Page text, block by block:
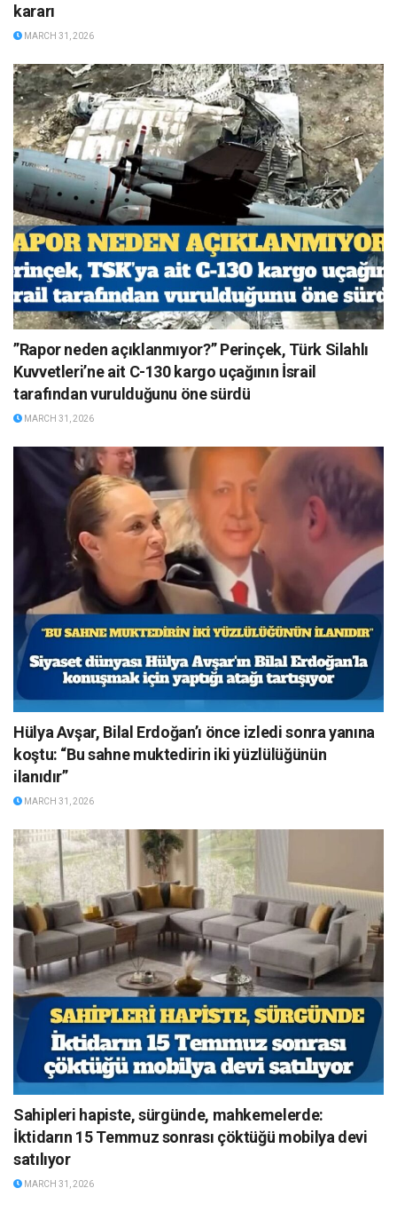
kararı
MARCH 31, 2026
”Rapor neden açıklanmıyor?” Perinçek, Türk Silahlı
Kuvvetleri’ne ait C-130 kargo uçağının İsrail
tarafından vurulduğunu öne sürdü
MARCH 31, 2026
Hülya Avşar, Bilal Erdoğan’ı önce izledi sonra yanına
koştu: “Bu sahne muktedirin iki yüzlülüğünün
ilanıdır”
MARCH 31, 2026
Sahipleri hapiste, sürgünde, mahkemelerde:
İktidarın 15 Temmuz sonrası çöktüğü mobilya devi
satılıyor
MARCH 31, 2026